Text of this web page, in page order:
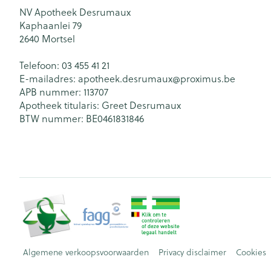
NV Apotheek Desrumaux
Kaphaanlei 79
2640 Mortsel
Telefoon: 03 455 41 21
E-mailadres: apotheek.desrumaux@proximus.be
APB nummer: 113707
Apotheek titularis: Greet Desrumaux
BTW nummer: BE0461831846
Algemene verkoopsvoorwaarden Privacy disclaimer Cookies